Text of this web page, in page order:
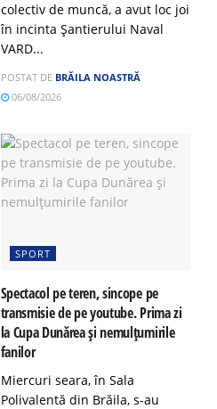
colectiv de muncă, a avut loc joi
în incinta Șantierului Naval
VARD...
POSTAT DE BRĂILA NOASTRĂ
06/08/2026
SPORT
Spectacol pe teren, sincope pe
transmisie de pe youtube. Prima zi
la Cupa Dunărea și nemulțumirile
fanilor
Miercuri seara, în Sala
Polivalentă din Brăila, s-au